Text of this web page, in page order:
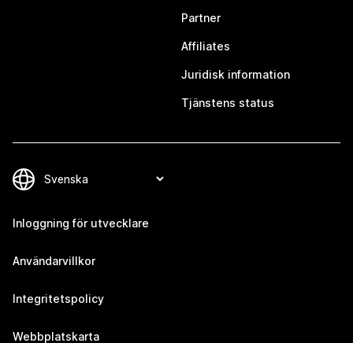
Partner
Affiliates
Juridisk information
Tjänstens status
Inloggning för utvecklare
Användarvillkor
Integritetspolicy
Webbplatskarta